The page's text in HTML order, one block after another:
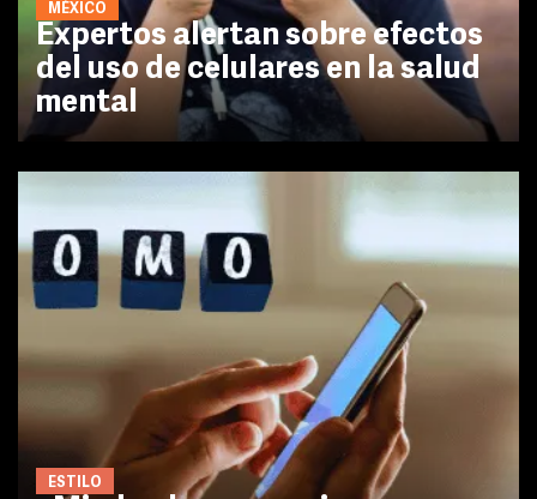
MÉXICO
Expertos alertan sobre efectos
del uso de celulares en la salud
mental
ESTILO